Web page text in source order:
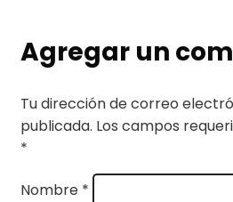
Agregar un
Tu dirección de correo
publicada. Los campos
*
Nombre *